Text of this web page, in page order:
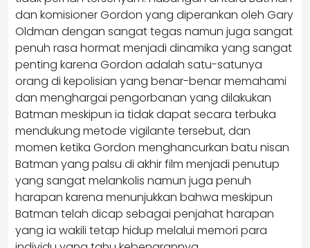
dan komisioner Gordon yang diperankan oleh Gary
Oldman dengan sangat tegas namun juga sangat
penuh rasa hormat menjadi dinamika yang sangat
penting karena Gordon adalah satu-satunya
orang di kepolisian yang benar-benar memahami
dan menghargai pengorbanan yang dilakukan
Batman meskipun ia tidak dapat secara terbuka
mendukung metode vigilante tersebut, dan
momen ketika Gordon menghancurkan batu nisan
Batman yang palsu di akhir film menjadi penutup
yang sangat melankolis namun juga penuh
harapan karena menunjukkan bahwa meskipun
Batman telah dicap sebagai penjahat harapan
yang ia wakili tetap hidup melalui memori para